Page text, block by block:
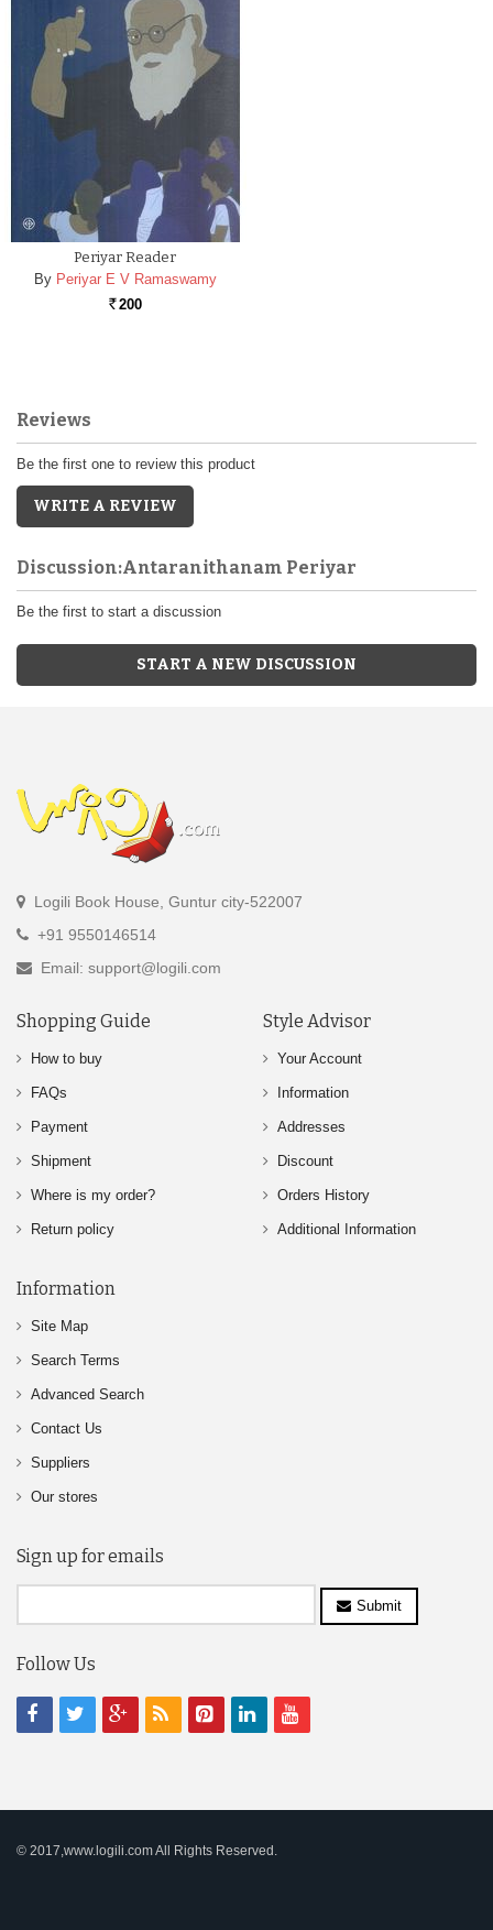
Periyar Reader
By Periyar E V Ramaswamy
Rs. 200
Reviews
Be the first one to review this product
WRITE A REVIEW
Discussion:Antaranithanam Periyar
Be the first to start a discussion
START A NEW DISCUSSION
Logili Book House, Guntur city-522007
+91 9550146514
Email: support@logili.com
Shopping Guide
How to buy
FAQs
Payment
Shipment
Where is my order?
Return policy
Style Advisor
Your Account
Information
Addresses
Discount
Orders History
Additional Information
Information
Site Map
Search Terms
Advanced Search
Contact Us
Suppliers
Our stores
Sign up for emails
Submit
Follow Us
© 2017,www.logili.com All Rights Reserved.